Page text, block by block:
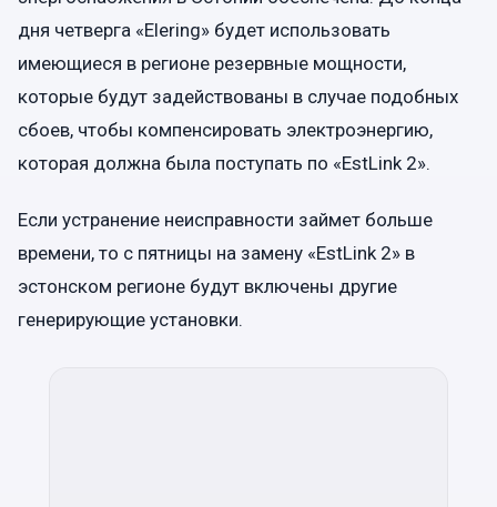
дня четверга «Elering» будет использовать
имеющиеся в регионе резервные мощности,
которые будут задействованы в случае подобных
сбоев, чтобы компенсировать электроэнергию,
которая должна была поступать по «EstLink 2».
Если устранение неисправности займет больше
времени, то с пятницы на замену «EstLink 2» в
эстонском регионе будут включены другие
генерирующие установки.